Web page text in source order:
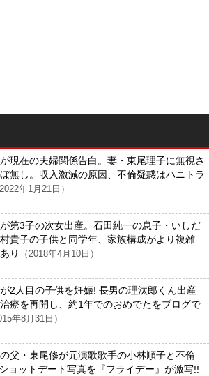
現在の夫婦関係告白。妻・東尾理子に無視さ
無し。収入激減の原因、不倫疑惑はハニトラ
2022年1月21日）
第3子の次女出産。石田純一の息子・いしだ
貴子の子供と同学年、家族構成がより複雑
り
（2018年4月10日）
2人目の子供を妊娠! 長男の理汰郎くん出産
療を再開し、約1年でのおめでたをブログで
年8月31日）
父・東尾修が元演歌歌手の小林順子と不倫
ョットデート写真を『フライデー』が激写!!